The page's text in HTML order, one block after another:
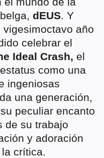
dEUS . Y
año
celebrar el
Ideal Crash, el
como una
ingeniosas
una generación,
peculiar encanto
de su trabajo
y adoración
crítica.